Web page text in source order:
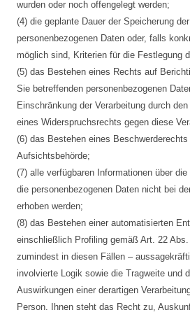
wurden oder noch offengelegt werden;
(4) die geplante Dauer der Speicherung
personenbezogenen Daten oder, falls
möglich sind, Kriterien für die Festlegung
(5) das Bestehen eines Rechts auf
Sie betreffenden personenbezogenen
Einschränkung der Verarbeitung durch
eines Widerspruchsrechts gegen diese
(6) das Bestehen eines Beschwerderechts
Aufsichtsbehörde;
(7) alle verfügbaren Informationen über
die personenbezogenen Daten nicht bei
erhoben werden;
(8) das Bestehen einer automatisierten
einschließlich Profiling gemäß Art. 22
zumindest in diesen Fällen –
involvierte Logik sowie die Tragweite und
Auswirkungen einer derartigen
Person. Ihnen steht das Recht zu,